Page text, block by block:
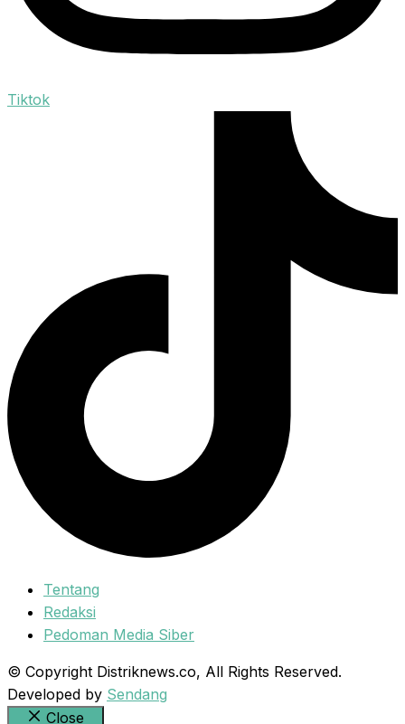
Tiktok
Tentang
Redaksi
Pedoman Media Siber
© Copyright Distriknews.co, All Rights Reserved.
Developed by Sendang
Close